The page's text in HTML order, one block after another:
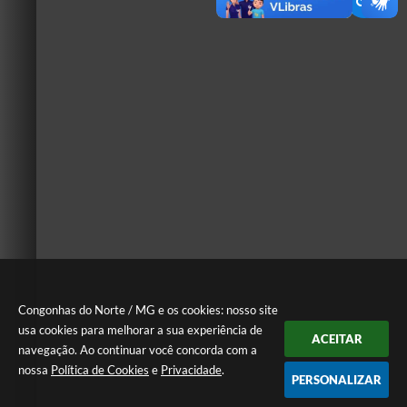
Congonhas do Norte / MG e os cookies: nosso site
usa cookies para melhorar a sua experiência de
navegação. Ao continuar você concorda com a
nossa Política de Cookies e Privacidade.
ACEITAR
PERSONALIZAR